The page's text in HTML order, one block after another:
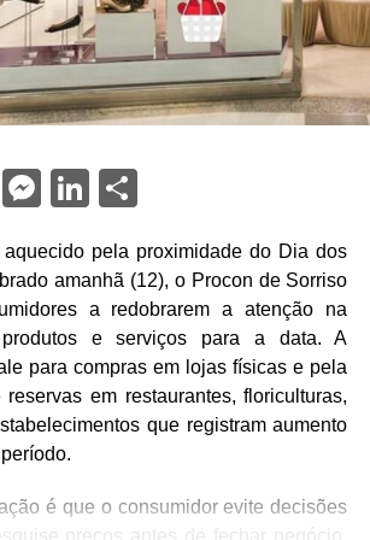
Messenger
LinkedIn
Share
pela proximidade do Dia dos
amanhã (12), o Procon de Sorriso
a redobrarem a atenção na
produtos e serviços para a data. A
para compras em lojas físicas e pela
em restaurantes, floriculturas,
que registram aumento
é que o consumidor evite decisões
preços antes de fechar negócio.